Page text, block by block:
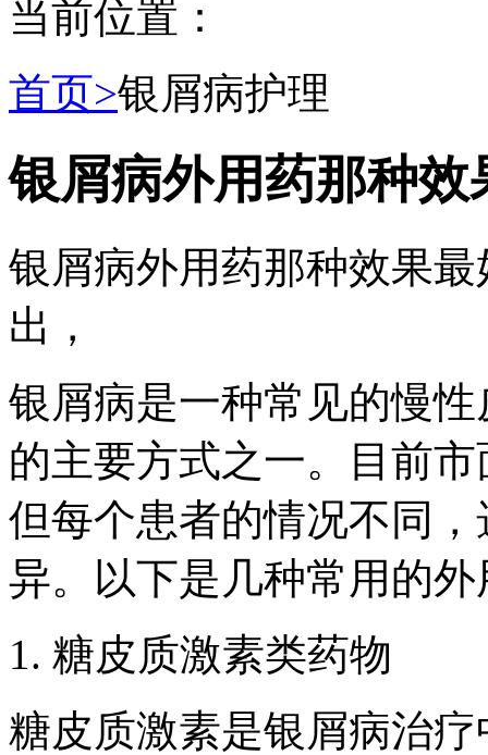
当前位置：
首页>银屑病护理
银屑病外用药那种效
银屑病外用药那种效果最
出，
银屑病是一种常见的慢
的主要方式之一。目前
但每个患者的情况不同
异。以下是几种常用的
1. 糖皮质激素类药物
糖皮质激素是银屑病治